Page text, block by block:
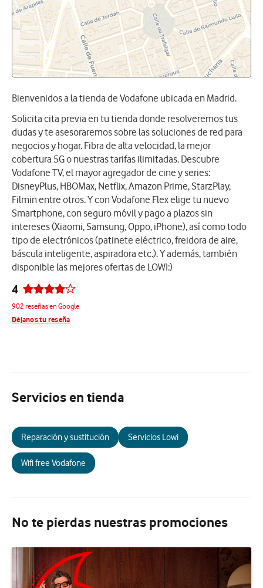
Bienvenidos a la tienda de Vodafone ubicada en Madrid.
Solicita cita previa en tu tienda donde resolveremos tus
dudas y te asesoraremos sobre las soluciones de red para
negocios y hogar. Fibra de alta velocidad, la mejor
cobertura 5G o nuestras tarifas ilimitadas. Descubre
Vodafone TV, el mayor agregador de cine y series:
DisneyPlus, HBOMax, Netflix, Amazon Prime, StarzPlay,
Filmin entre otros. Y con Vodafone Flex elige tu nuevo
Smartphone, con seguro móvil y pago a plazos sin
intereses (Xiaomi, Samsung, Oppo, iPhone), así como todo
tipo de electrónicos (patinete eléctrico, freidora de aire,
báscula inteligente, aspiradora etc.). Y además, también
disponible las mejores ofertas de LOWI:)
4
902 reseñas en Google
Déjanos tu reseña
Servicios en tienda
Reparación y sustitución Servicios Lowi
Wifi free Vodafone
No te pierdas nuestras promociones